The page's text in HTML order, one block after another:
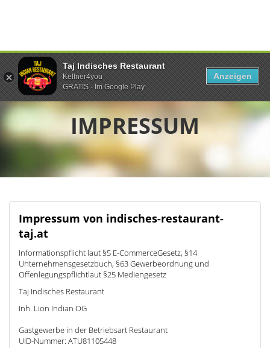
IMPRESSUM
Impressum von indisches-restaurant-
taj.at
Informationspflicht laut §5 E-CommerceGesetz, §14
Unternehmensgesetzbuch, §63 Gewerbeordnung und
Offenlegungspflichtlaut §25 Mediengesetz
Taj Indisches Restaurant
Inh. Lion Indian OG
Gastgewerbe in der Betriebsart Restaurant
UID-Nummer: ATU81105448
Taj Indisches Restaurant
Kellner4you
GRATIS - Im Google Play
Anzeigen